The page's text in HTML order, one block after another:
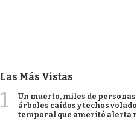
Las Más Vistas
1
Un muerto, miles de personas
árboles caídos y techos
temporal que ameritó alerta